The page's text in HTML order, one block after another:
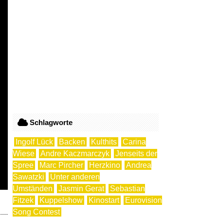
Schlagworte
Ingolf Lück Backen Kulthits
Carina
Wiese
Andre Kaczmarczyk
Jenseits der
Spree
Marc Pircher Herzkino
Andrea
Sawatzki
Unter anderen
Umständen
Jasmin Gerat
Sebastian
Fitzek
Kuppelshow Kinostart
Eurovision
Song Contest